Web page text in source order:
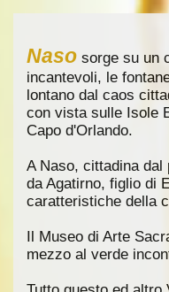
Naso sorge su un
incantevoli, le
lontano dal caos
con vista sulle Isole
Capo d'Orlando.
A Naso, cittadina
da Agatirno, figlio di
caratteristiche della
Il Museo di Arte
mezzo al verde